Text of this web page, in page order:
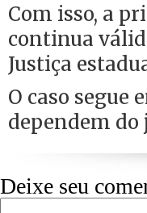
Com isso, a
continua
Justiça
O caso segue
dependem
Deixe seu